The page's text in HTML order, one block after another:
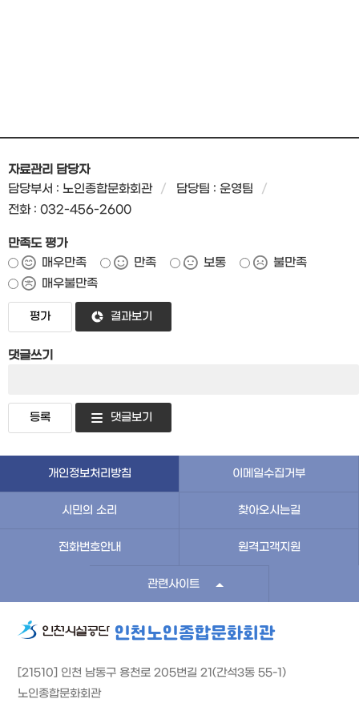
자료관리 담당자
담당부서 : 노인종합문화회관
담당팀 : 운영팀
전화 : 032-456-2600
만족도 평가
매우만족
만족 보통
불만족
매우불만족
결과보기
댓글쓰기
댓글보기
개인정보처리방침 이메일수집거부
시민의 소리 찾아오시는길
전화번호안내 원격고객지원
관련사이트
인천노인종합문화회관
[21510] 인천 남동구 용천로 205번길 21(간석3동 55-1)
노인종합문화회관